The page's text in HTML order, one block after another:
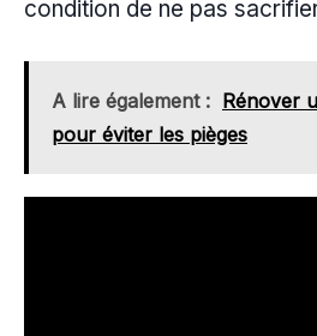
condition de ne pas
A lire également : Rénover
pour éviter les pièges